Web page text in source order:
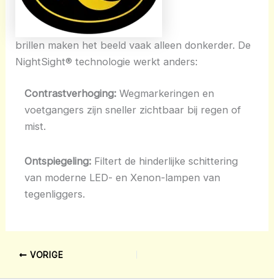
brillen maken het beeld vaak alleen donkerder. De
NightSight® technologie werkt anders:
Contrastverhoging:Wegmarkeringen en
voetgangers zijn sneller zichtbaar bij regen of
mist.
Ontspiegeling: Filtert de hinderlijke schittering
van moderne LED- en Xenon-lampen van
tegenliggers.
VORIGE